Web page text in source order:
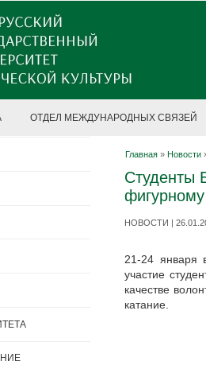
ОТДЕЛ МЕЖДУНАРОДНЫХ СВЯЗЕЙ
Главная » Новости
Студенты
НОВОСТИ |
21-24 января
участие
качестве
катание.